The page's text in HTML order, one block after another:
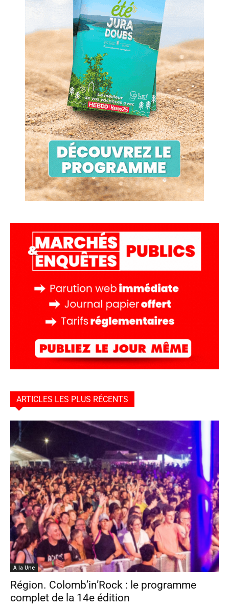
ARTICLES LES PLUS RÉCENTS
A la Une
Région. Colomb’in’Rock : le programme
complet de la 14e édition